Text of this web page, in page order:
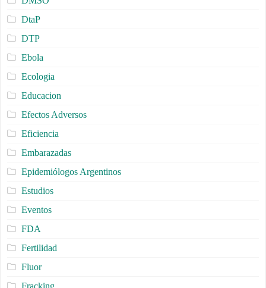
DtaP
DTP
Ebola
Ecologia
Educacion
Efectos Adversos
Eficiencia
Embarazadas
Epidemiólogos Argentinos
Estudios
Eventos
FDA
Fertilidad
Fluor